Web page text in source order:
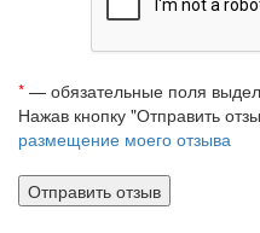
* — обязательные поля
Нажав кнопку "Отправить
размещение моего отзыва